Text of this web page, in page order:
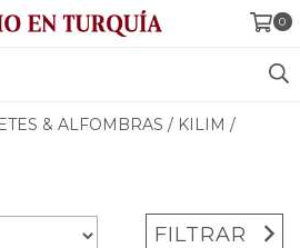
0
& ALFOMBRAS / KILIM /
FILTRAR